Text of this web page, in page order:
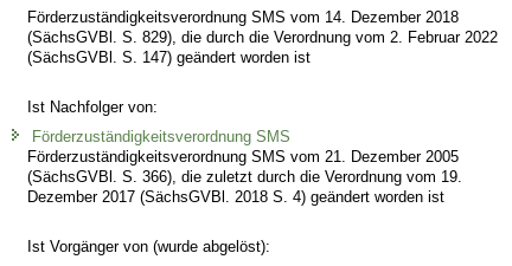
Förderzuständigkeitsverordnung SMS vom 14. Dezember 2018
(SächsGVBl. S. 829), die durch die Verordnung vom 2. Februar 2022
(SächsGVBl. S. 147) geändert worden ist
Ist Nachfolger von:
Förderzuständigkeitsverordnung SMS
Förderzuständigkeitsverordnung SMS vom 21. Dezember 2005
(SächsGVBl. S. 366), die zuletzt durch die Verordnung vom 19.
Dezember 2017 (SächsGVBl. 2018 S. 4) geändert worden ist
Ist Vorgänger von (wurde abgelöst):